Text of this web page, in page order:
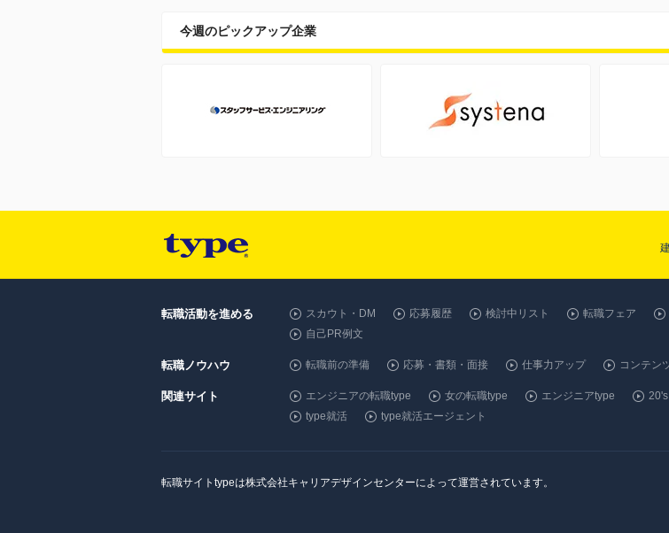
今週のピックアップ企業
転職活動を進める スカウト・DM 応募履歴 検討中リスト 転職フェア
自己PR例文
転職ノウハウ 転職前の準備 応募・書類・面接 仕事力アップ コンテン
関連サイト エンジニアの転職type 女の転職type エンジニアtype
type就活
type就活エージェント
転職サイトtypeは株式会社キャリアデザインセンターによって運営されています。